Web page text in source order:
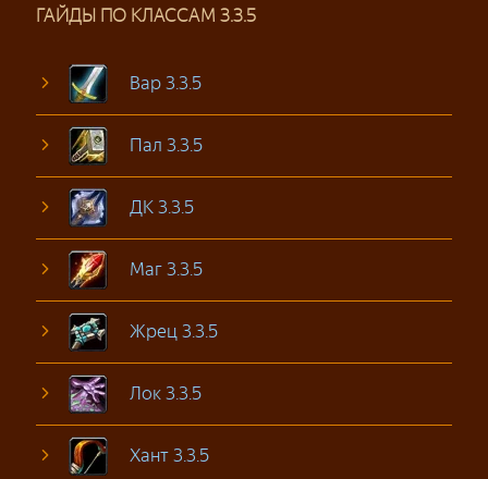
ГАЙДЫ ПО КЛАССАМ 3.3.5
Вар 3.3.5
Пал 3.3.5
ДК 3.3.5
Маг 3.3.5
Жрец 3.3.5
Лок 3.3.5
Хант 3.3.5